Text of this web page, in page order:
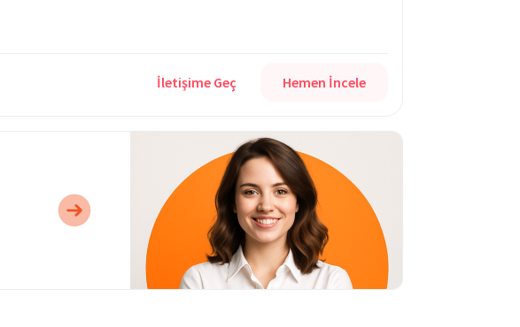
İletişime Geç Hemen İncele